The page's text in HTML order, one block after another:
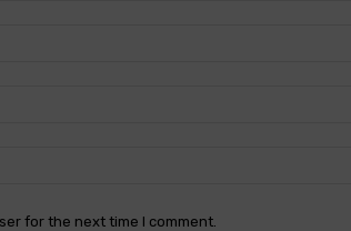
for the next time I comment.